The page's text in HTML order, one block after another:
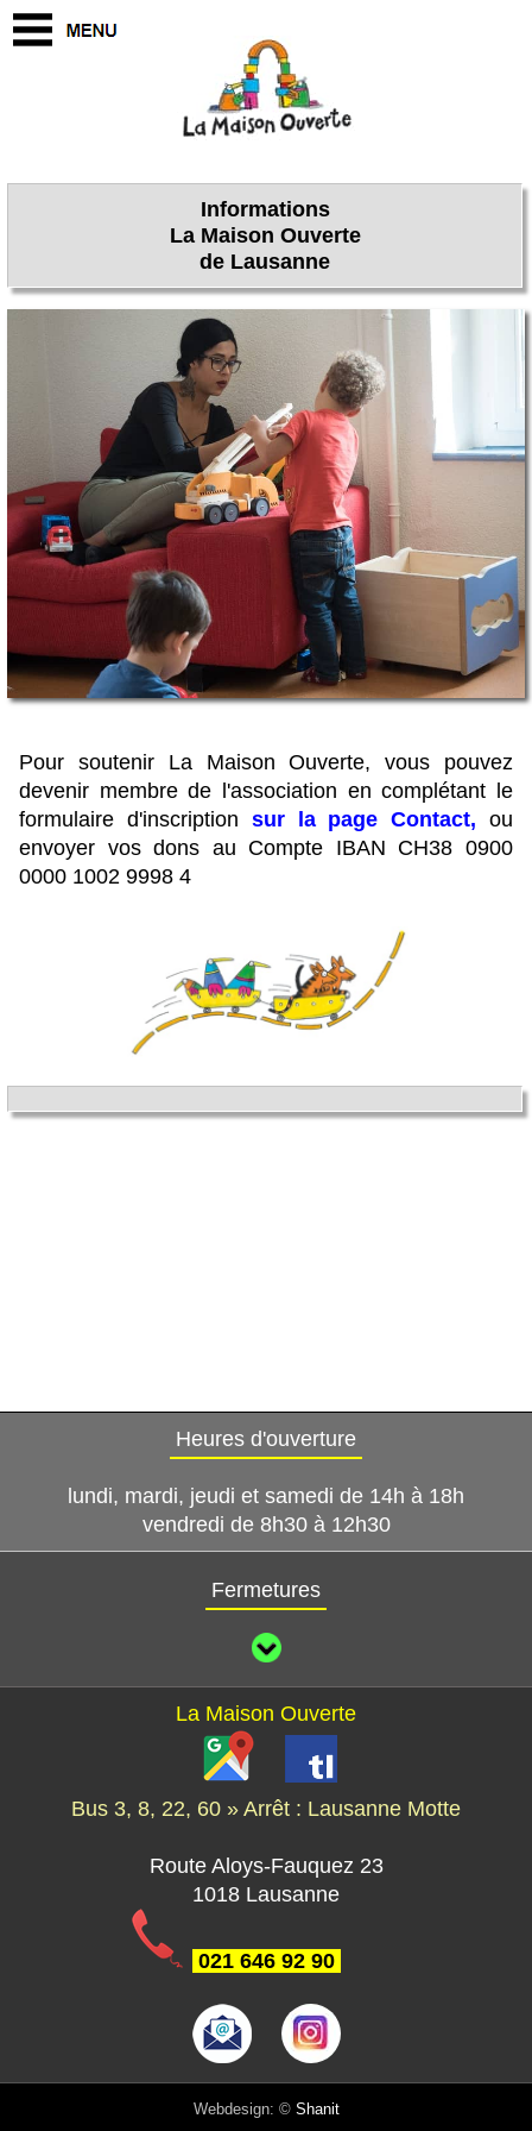
Informations
La Maison Ouverte
de Lausanne
Pour soutenir La Maison Ouverte, vous pouvez
devenir membre de l'association en complétant le
formulaire d'inscription sur la page Contact,
ou
envoyer vos dons au Compte IBAN CH38 0900
0000 1002 9998 4
Heures d'ouverture
lundi, mardi, jeudi et samedi de 14h à 18h
vendredi de 8h30 à 12h30
Fermetures
La Maison Ouverte
Bus 3, 8, 22, 60 » Arrêt : Lausanne Motte
Route Aloys-Fauquez 23
1018 Lausanne
021 646 92 90
Webdesign: © Shanit